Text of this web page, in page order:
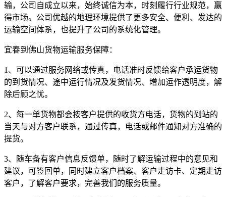
输，公司自成立以来，始终诚信为本，时刻履行行业规范，赢
得市场。公司优越的地理环境提供了更多安全、便利、发达的
运输空间体系，也提升了公司的系统化管理。
宜春到佛山货物运输服务保障：
1 、可以通过服务网络或传真，电话准时反馈给客户承运货物
的到货情况、途中运行情况及发货情况、增加运作透明度，解
除后顾之忧。
2、每一单货物都会按客户提供的收货方电话，货物的到站的
当天与对方客户联系，通过传真，电话或邮件通知对方准确的
提货。
3、随车备有客户信息反馈单，随时了解运输过程中的意见和
建议，可签回单，同时建立客户档案、客户走访卡、定期走访
客户，了解客户要求，完善我们的服务质量。